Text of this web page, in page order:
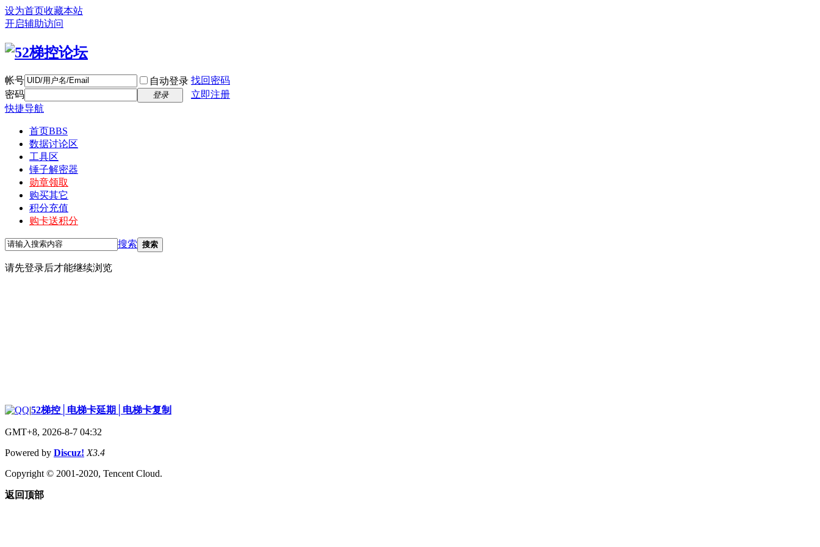
设为首页收藏本站
开启辅助访问
帐号 自动登录 找回密码
密码
登录
立即注册
快捷导航
首页BBS
数据讨论区
工具区
锤子解密器
勋章领取
购买其它
积分充值
购卡送积分
搜索 搜索
请先登录后才能继续浏览
|52梯控│电梯卡延期│电梯卡复制
GMT+8, 2026-8-7 04:32
Powered by Discuz! X3.4
Copyright © 2001-2020, Tencent Cloud.
返回顶部